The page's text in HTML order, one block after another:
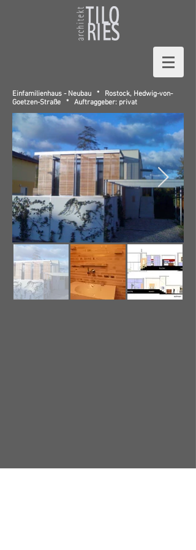
Einfamilienhaus - Neubau * Rostock, Hedwig-von-
Goetzen-Straße * Auftraggeber: privat